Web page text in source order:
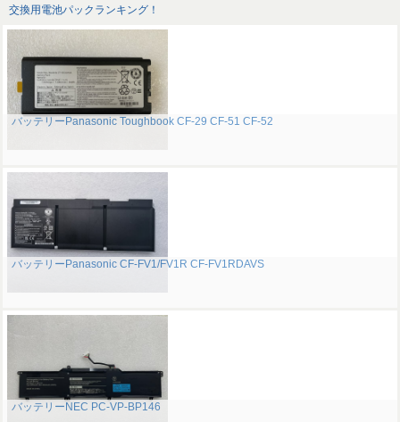
交換用電池パックランキング！
バッテリーPanasonic Toughbook CF-29 CF-51 CF-52
バッテリーPanasonic CF-FV1/FV1R CF-FV1RDAVS
バッテリーNEC PC-VP-BP146